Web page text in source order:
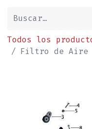
Todos los
Filtro de Aire